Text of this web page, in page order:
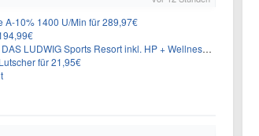
A-10% 1400 U/Min für 289,97€
Sports Resort inkl. HP + Wellness ab 174€ p.P.
für 21,95€